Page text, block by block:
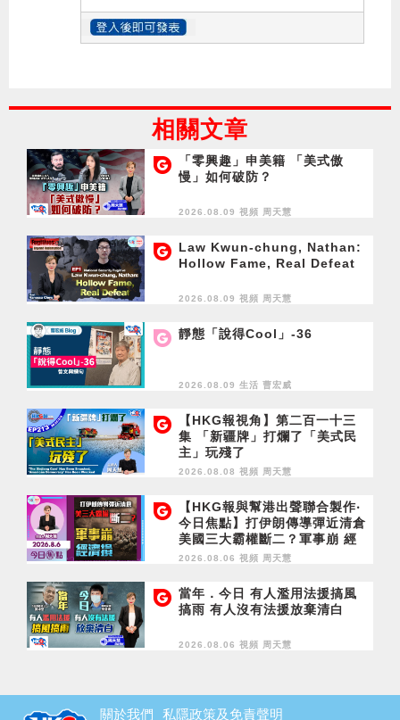
相關文章
「零興趣」申美籍 「美式傲
慢」如何破防？
2026.08.09 視頻 周天慧
Law Kwun-chung, Nathan:
Hollow Fame, Real Defeat
2026.08.09 視頻 周天慧
靜態「說得Cool」-36
2026.08.09 生活 曹宏威
【HKG報視角】第二百一十三
集 「新疆牌」打爛了「美式民
主」玩殘了
2026.08.08 視頻 周天慧
【HKG報與幫港出聲聯合製作‧
今日焦點】打伊朗傳導彈近清倉
美國三大霸權斷二？軍事崩 經
濟損
2026.08.06 視頻 周天慧
當年．今日 有人濫用法援搞風
搞雨 有人沒有法援放棄清白
2026.08.06 視頻 周天慧
關於我們 私隱政策及免責聲明